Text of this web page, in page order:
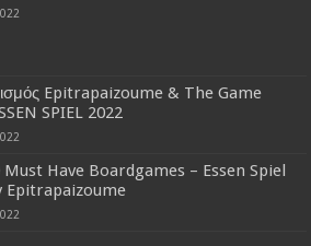
Epitrapaizoume & The Game
SPIEL 2022
Must Have Boardgames – Essen Spiel
Epitrapaizoume